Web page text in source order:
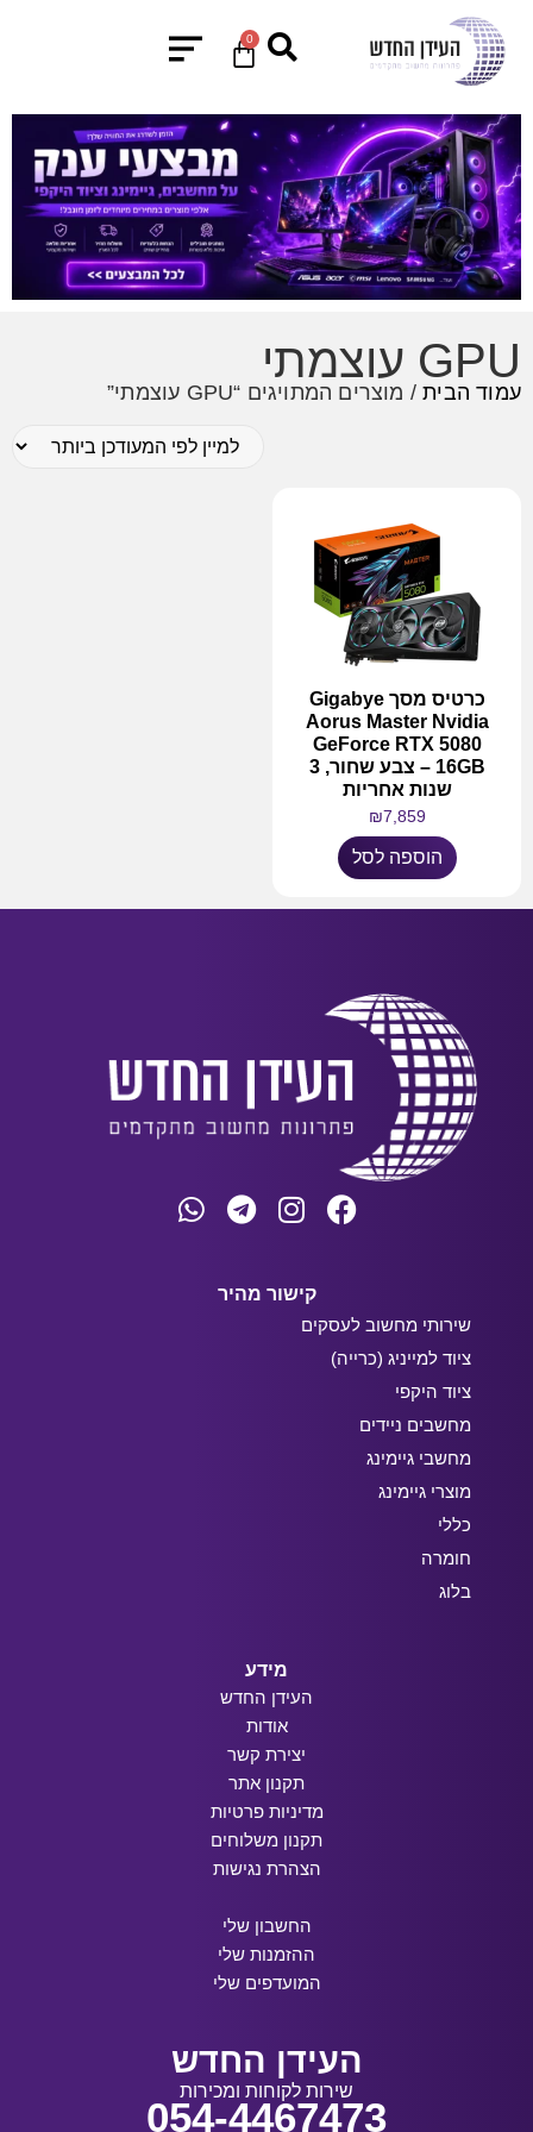
0
GPU עוצמתי
עמוד הבית/ מוצרים המתויגים “GPU עוצמתי”
כרטיס מסך Gigabye
Aorus Master Nvidia
GeForce RTX 5080
16GB – צבע שחור, 3
שנות אחריות
₪7,859
הוספה לסל
קישור מהיר
שירותי מחשוב לעסקים
ציוד למייניג (כרייה)
ציוד היקפי
מחשבים ניידים
מחשבי גיימינג
מוצרי גיימינג
כללי
חומרה
בלוג
מידע
העידן החדש
אודות
יצירת קשר
תקנון אתר
מדיניות פרטיות
תקנון משלוחים
הצהרת נגישות
החשבון שלי
ההזמנות שלי
המועדפים שלי
העידן החדש
שירות לקוחות ומכירות
054-4467473